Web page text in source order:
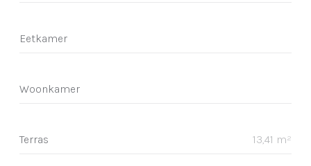
Eetkamer
Woonkamer
Terras 13,41 m²